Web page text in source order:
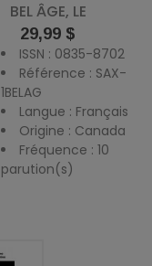
BEL ÂGE, LE
Prix
29,99 $
ISSN : 0835-8702
Référence : SAX-
1BELAG
Langue : Français
Origine : Canada
Fréquence : 10
parution(s)